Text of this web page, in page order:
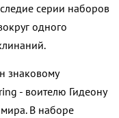
серии наборов
одного
знаковому
- воителю Гидеону
В наборе